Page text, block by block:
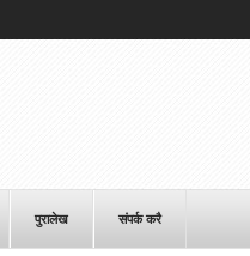
पुरालेख संपर्क करै